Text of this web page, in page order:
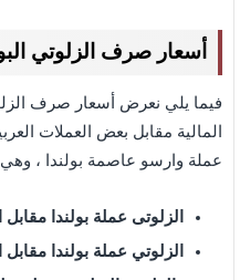
أسعار صرف الزلوتي
فيما يلي نعرض أسعار صرف
المالية مقابل بعض العملات
عملة وارسو عاصمة بولندا ، وهي
الزلوتى عملة بولندا مقابل
الزلوتي عملة بولندا مقابل